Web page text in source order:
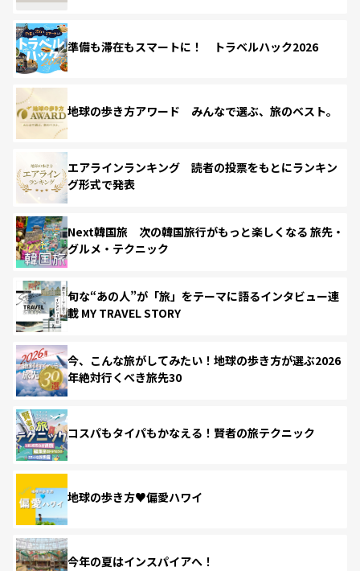
準備も滞在もスマートに！ トラベルハック2026
地球の歩き方アワード みんなで選ぶ、旅のベスト。
エアラインランキング 読者の投票をもとにランキン
グ形式で発表
Next韓国旅 次の韓国旅行がもっと楽しくなる 旅先・
グルメ・テクニック
旬な“あの人”が「旅」をテーマに語るインタビュー連
載 MY TRAVEL STORY
今、こんな旅がしてみたい！地球の歩き方が選ぶ2026
年絶対行くべき旅先30
コスパもタイパもかなえる！賢者の旅テクニック
地球の歩き方♥偏愛ハワイ
今年の夏はインスパイアへ！